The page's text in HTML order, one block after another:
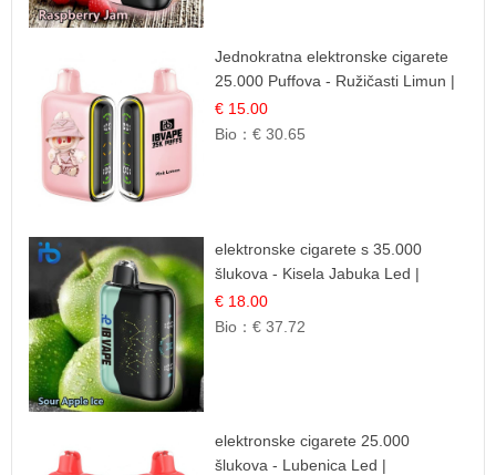
Jednokratna elektronske cigarete
25.000 Puffova - Ružičasti Limun |
Osježavajuća Citrusna Aroma
€ 15.00
Bio：€ 30.65
elektronske cigarete s 35.000
šlukova - Kisela Jabuka Led |
Osježavajući Kiselo-Slatki Okus
€ 18.00
Bio：€ 37.72
elektronske cigarete 25.000
šlukova - Lubenica Led |